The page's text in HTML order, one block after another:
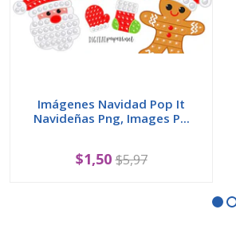
Imágenes Navidad Pop It
Navideñas Png, Images P...
$1,50 $5,97